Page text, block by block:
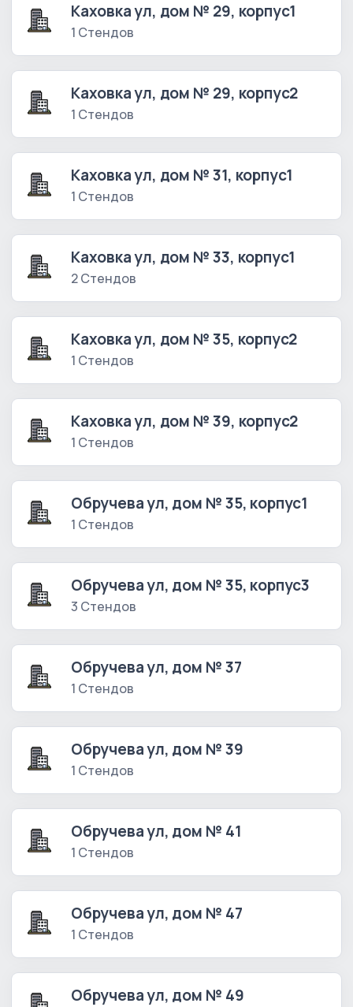
Каховка ул, дом № 29, корпус1
1 Стендов
Каховка ул, дом № 29, корпус2
1 Стендов
Каховка ул, дом № 31, корпус1
1 Стендов
Каховка ул, дом № 33, корпус1
2 Стендов
Каховка ул, дом № 35, корпус2
1 Стендов
Каховка ул, дом № 39, корпус2
1 Стендов
Обручева ул, дом № 35, корпус1
1 Стендов
Обручева ул, дом № 35, корпус3
3 Стендов
Обручева ул, дом № 37
1 Стендов
Обручева ул, дом № 39
1 Стендов
Обручева ул, дом № 41
1 Стендов
Обручева ул, дом № 47
1 Стендов
Обручева ул, дом № 49